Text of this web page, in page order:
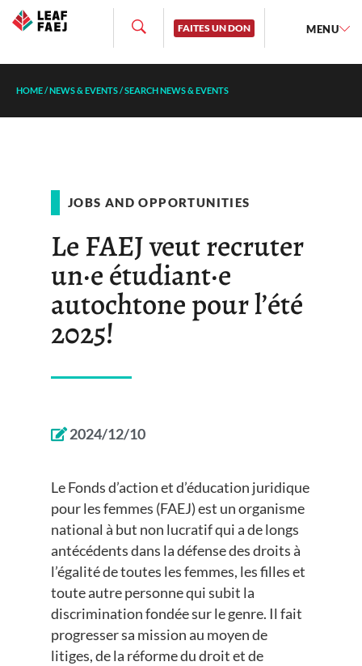
FAITES UN DON MENU
HOME/NEWS & EVENTS/SEARCH NEWS & EVENTS
JOBS AND OPPORTUNITIES
Le FAEJ veut recruter
un·e étudiant·e
autochtone pour l’été
2025!
2024/12/10
Le Fonds d’action et d’éducation juridique
pour les femmes (FAEJ) est un organisme
national à but non lucratif qui a de longs
antécédents dans la défense des droits à
l’égalité de toutes les femmes, les filles et
toute autre personne qui subit la
discrimination fondée sur le genre. Il fait
progresser sa mission au moyen de
litiges, de la réforme du droit et de